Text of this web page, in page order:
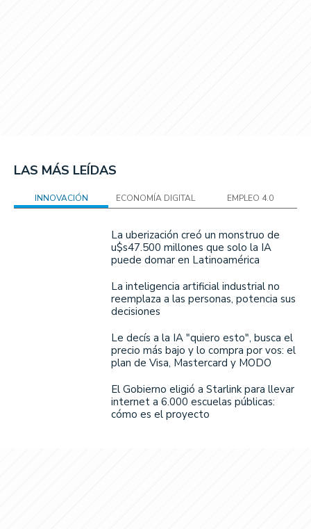
LAS MÁS LEÍDAS
INNOVACIÓN ECONOMÍA DIGITAL EMPLEO 4.0
La uberización creó un monstruo de
u$s47.500 millones que solo la IA
puede domar en Latinoamérica
La inteligencia artificial industrial no
reemplaza a las personas, potencia sus
decisiones
Le decís a la IA "quiero esto", busca el
precio más bajo y lo compra por vos: el
plan de Visa, Mastercard y MODO
El Gobierno eligió a Starlink para llevar
internet a 6.000 escuelas públicas:
cómo es el proyecto